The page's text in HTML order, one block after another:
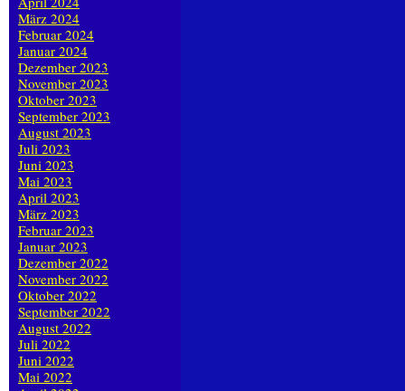
März 2024
Februar 2024
Januar 2024
Dezember 2023
November 2023
Oktober 2023
September 2023
August 2023
Juli 2023
Juni 2023
Mai 2023
April 2023
März 2023
Februar 2023
Januar 2023
Dezember 2022
November 2022
Oktober 2022
September 2022
August 2022
Juli 2022
Juni 2022
Mai 2022